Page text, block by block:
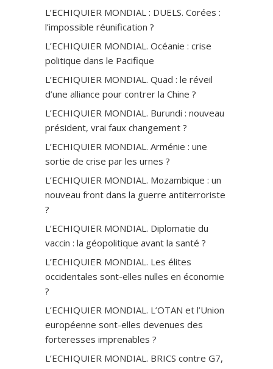
L’ECHIQUIER MONDIAL : DUELS. Corées :
l’impossible réunification ?
L’ECHIQUIER MONDIAL. Océanie : crise
politique dans le Pacifique
L’ECHIQUIER MONDIAL. Quad : le réveil
d’une alliance pour contrer la Chine ?
L’ECHIQUIER MONDIAL. Burundi : nouveau
président, vrai faux changement ?
L’ECHIQUIER MONDIAL. Arménie : une
sortie de crise par les urnes ?
L’ECHIQUIER MONDIAL. Mozambique : un
nouveau front dans la guerre antiterroriste
?
L’ECHIQUIER MONDIAL. Diplomatie du
vaccin : la géopolitique avant la santé ?
L’ECHIQUIER MONDIAL. Les élites
occidentales sont-elles nulles en économie
?
L’ECHIQUIER MONDIAL. L’OTAN et l’Union
européenne sont-elles devenues des
forteresses imprenables ?
L’ECHIQUIER MONDIAL. BRICS contre G7,